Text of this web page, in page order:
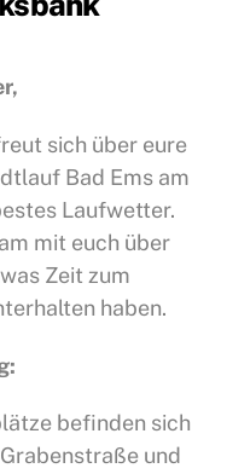
sich über eure
Bad Ems am
Laufwetter.
mit euch über
Zeit zum
haben.
befinden sich
und